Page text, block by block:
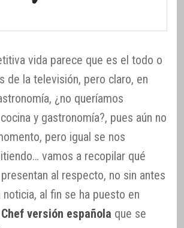
vida parece que es el todo o
de la televisión, pero claro, en
¿no queríamos
y gastronomía?, pues aún no
pero igual se nos
vamos a recopilar qué
al respecto, no sin antes
al fin se ha puesto en
versión española que se